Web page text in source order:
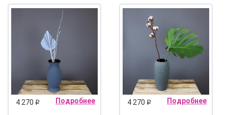
4 270 q Подробнее 4 270 q Подробнее